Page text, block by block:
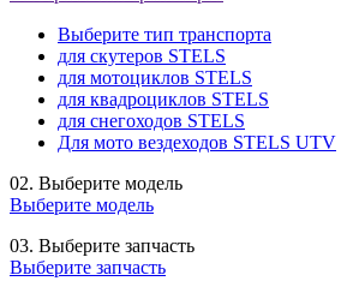
Выберите тип транспорта
для скутеров STELS
для мотоциклов STELS
для квадроциклов STELS
для снегоходов STELS
Для мото вездеходов STELS UTV
02. Выберите модель
Выберите модель
03. Выберите запчасть
Выберите запчасть